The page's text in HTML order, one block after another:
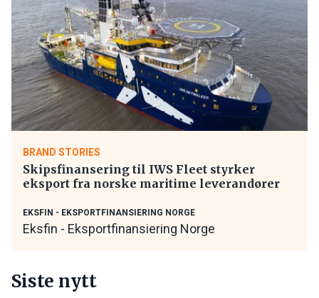
BRAND STORIES
Skipsfinansering til IWS Fleet styrker
eksport fra norske maritime leverandører
EKSFIN - EKSPORTFINANSIERING NORGE
Eksfin - Eksportfinansiering Norge
Siste nytt